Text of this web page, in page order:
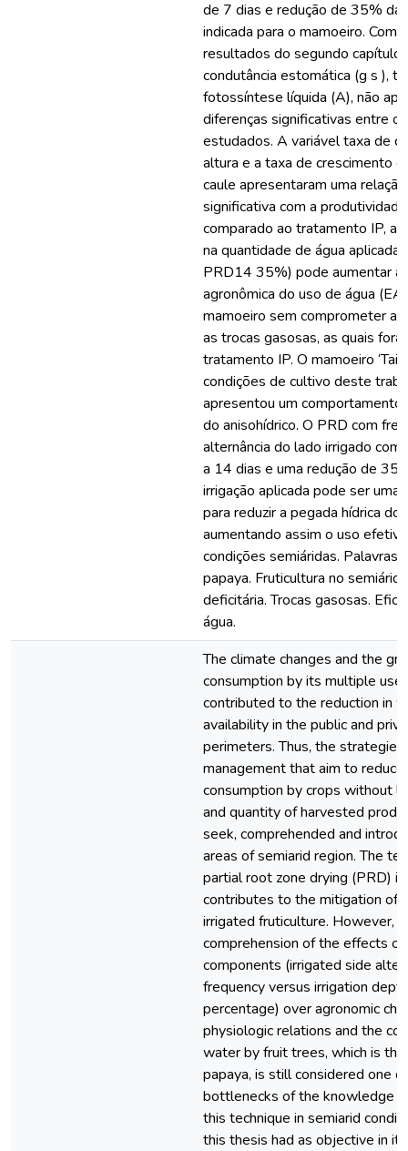
de 7 dias e redução de 35% da
indicada para o mamoeiro. Com
resultados do segundo capítulo,
condutância estomática (g s ),
fotossíntese líquida (A), não
diferenças significativas entre
estudados. A variável taxa de
altura e a taxa de crescimento
caule apresentaram uma
significativa com a
comparado ao tratamento IP, a
na quantidade de água
PRD14 35%) pode aumentar a
agronômica do uso de água
mamoeiro sem comprometer a
as trocas gasosas, as quais
tratamento IP. O mamoeiro
condições de cultivo deste
apresentou um comportamento
do anisohídrico. O PRD com
alternância do lado irrigado
a 14 dias e uma redução de
irrigação aplicada pode ser uma
para reduzir a pegada hídrica do
aumentando assim o uso
condições semiáridas. Palavras-
papaya. Fruticultura no
deficitária. Trocas gasosas.
água.
The climate changes and the
consumption by its multiple
contributed to the reduction in
availability in the public and
perimeters. Thus, the
management that aim to
consumption by crops without
and quantity of harvested
seek, comprehended and
areas of semiarid region. The
partial root zone drying (PRD)
contributes to the mitigation of
irrigated fruticulture. However,
comprehension of the effects
components (irrigated side
frequency versus irrigation
percentage) over agronomic
physiologic relations and the
water by fruit trees, which is
papaya, is still considered one
bottlenecks of the knowledge
this technique in semiarid
this thesis had as objective in